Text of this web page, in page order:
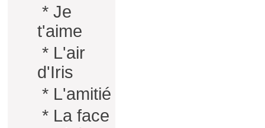
* Je
t'aime
* L'air
d'Iris
* L'amitié
* La face